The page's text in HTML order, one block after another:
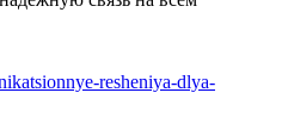
resheniya-dlya-